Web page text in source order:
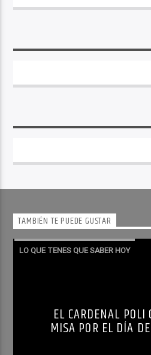
TAMBIÉN TE PUEDE GUSTAR
LO QUE TENES QUE SABER HOY
EL CARDENAL POLI
MISA POR EL DÍA